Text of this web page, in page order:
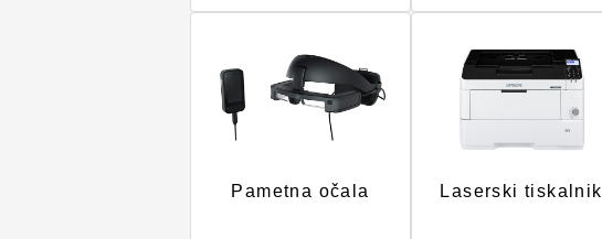
Pametna očala Laserski tiskalnik